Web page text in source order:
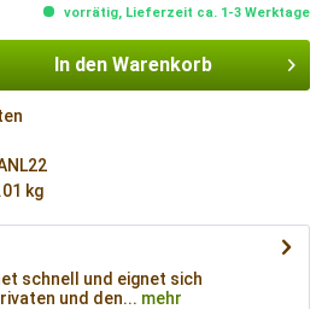
vorrätig, Lieferzeit ca. 1-3 Werktage
In den Warenkorb
kg
schnell und eignet sich
und den... mehr